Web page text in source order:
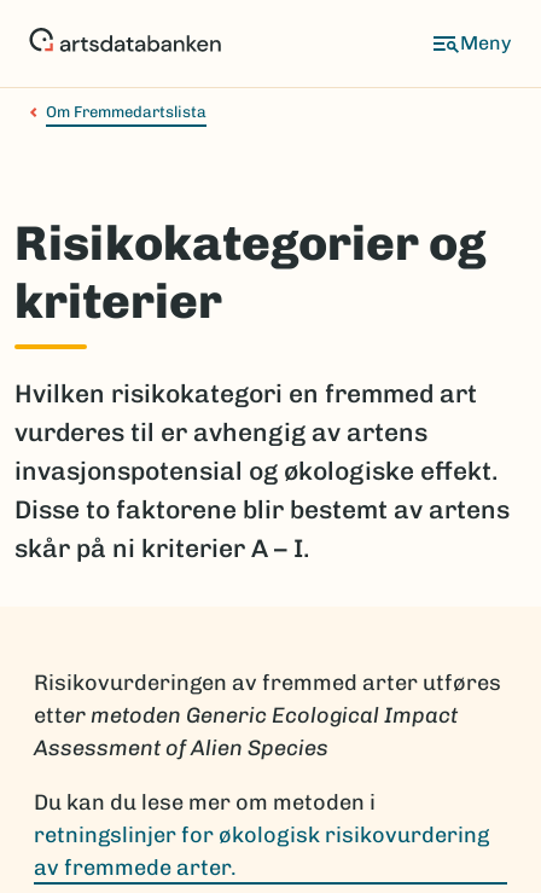
Om Fremmedartslista
Risikokategorier og
kriterier
Hvilken risikokategori en fremmed art
vurderes til er avhengig av artens
invasjonspotensial og økologiske effekt.
Disse to faktorene blir bestemt av artens
skår på ni kriterier A – I.
Risikovurderingen av fremmed arter utføres
etter metoden Generic Ecological Impact
Assessment of Alien Species
Du kan du lese mer om metoden i
retningslinjer for økologisk risikovurdering
av fremmede arter.